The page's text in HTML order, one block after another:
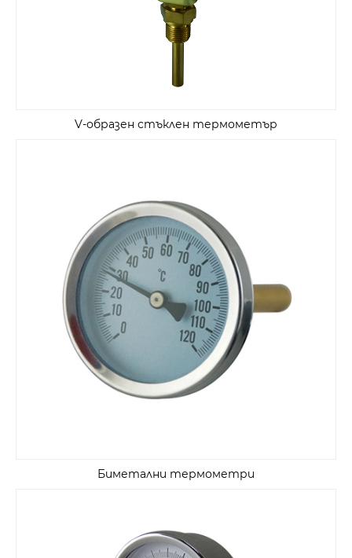
V-образен стъклен термометър
Биметални термометри